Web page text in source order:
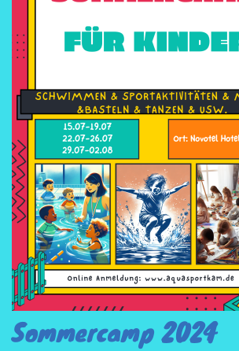
Sommercamp 2024